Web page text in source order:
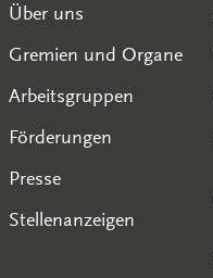
Über uns
Gremien und Organe
Arbeitsgruppen
Förderungen
Presse
Stellenanzeigen